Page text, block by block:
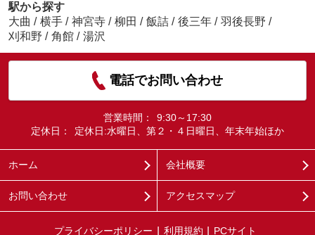
駅から探す
大曲 / 横手 / 神宮寺 / 柳田 / 飯詰 / 後三年 / 羽後長野 /
刈和野 / 角館 / 湯沢
電話でお問い合わせ
営業時間：
9:30～17:30
定休日：
定休日:水曜日、第２・４日曜日、年末年始ほか
ホーム 会社概要
お問い合わせ アクセスマップ
プライバシーポリシー 利用規約 PCサイト